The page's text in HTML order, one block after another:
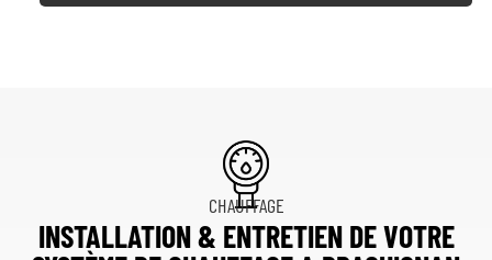
CHAUFFAGE
INSTALLATION & ENTRETIEN DE VOTRE